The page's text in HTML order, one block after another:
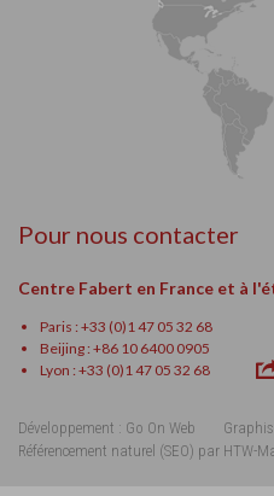
Pour nous contacter
Centre Fabert en France et à
Paris : +33 (0)1 47 05 32 68
Beijing : +86 10 6400 0905
Lyon : +33 (0)1 47 05 32 68
Développement : Go On Web
Référencement naturel (SEO) par HTW-